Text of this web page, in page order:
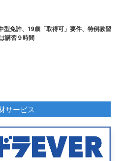
型免許、19歳「取得可」要件、特例教習
講習９時間
サービス